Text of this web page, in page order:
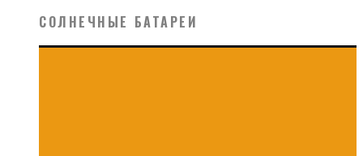
СОЛНЕЧНЫЕ БАТАРЕИ